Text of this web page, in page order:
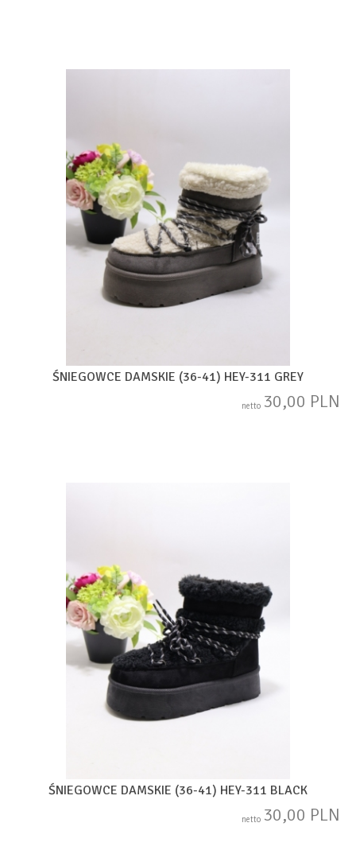
ŚNIEGOWCE DAMSKIE (36-41) HEY-311 GREY
netto 30,00 PLN
ŚNIEGOWCE DAMSKIE (36-41) HEY-311 BLACK
netto 30,00 PLN